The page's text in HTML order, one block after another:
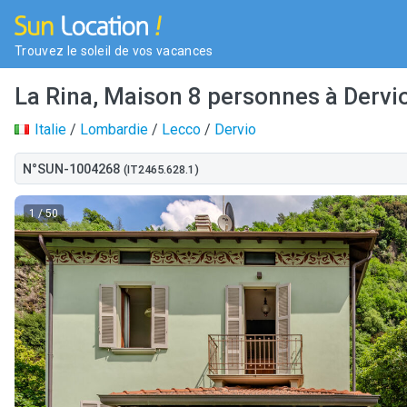
Trouvez le soleil de vos vacances
La Rina, Maison 8 personnes à
Italie / Lombardie / Lecco / Dervio
N°SUN-1004268 (IT2465.628.1)
1 / 50